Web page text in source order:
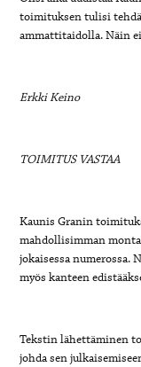
toimituksen tulisi
ammattitaidolla. Näin
Erkki Keino
TOIMITUS VASTAA
Kaunis Granin
mahdollisimman
jokaisessa numerossa.
myös kanteen
Tekstin lähettäminen
johda sen